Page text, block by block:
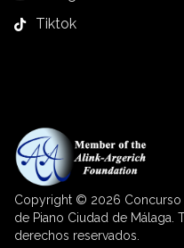
Tiktok
Copyright © 2026 Concurso
de Piano Ciudad de Málaga.
derechos reservados.